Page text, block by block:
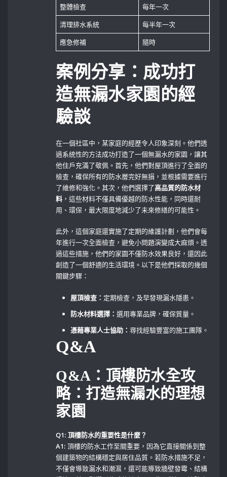
整體檢查
每年一次
清理排水系統
每半年一次
應急修補
隨時
案例分享：成功打
造無漏水家園的經
驗談
在一個社區中，某家庭的經歷令人印象深刻。他們透
過系統性的方法成功打造了一個無漏水的家園，讓其
他住戶充滿了敬佩。首先，他們對屋頂進行了全面的
檢查，確保所有的防水層完好無損，並根據需要進行
了維修和強化。其次，他們選擇了高品質的防水材
料 ，這些材料不僅具備優越的防水性能，同時還耐
用、環保，最大限度地減少了未來修繕的可能性。
此外，這個家庭還實施了定期的維護計劃，他們會每
年進行一次全面檢查，避免小問題演變成大麻煩。透
過這些措施，他們的家園不僅防水效果良好，還因此
創造了一個舒適的生活環境。以下是他們採取的幾個
關鍵步驟：
屋頂檢查： 定期檢查，及早發現漏水隱患。
防水材料選擇：選用專業品牌，確保質量。
憑藉專業人士協助：尋找經驗豐富的施工團隊。
Q&A
Q&A：頂樓防水全攻
略：打造無漏水的理想
家園
Q1: 頂樓防水的重要性是什麼？
A1: 頂樓的防水工作至關重要，因為它直接關係到整
個建築物的結構穩定與居住品質。若防水措施不足，
不僅會導致漏水和潮濕，還可能導致牆壁發霉、結構